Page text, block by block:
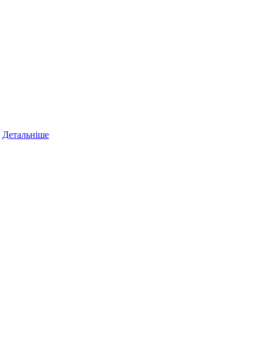
Детальніше